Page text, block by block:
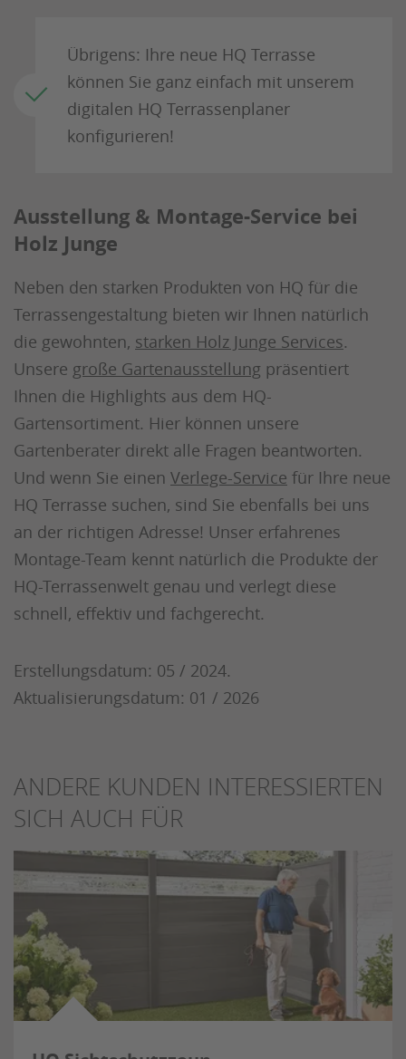
Übrigens: Ihre neue HQ Terrasse
können Sie ganz einfach mit unserem
digitalen HQ Terrassenplaner
konfigurieren!
Ausstellung & Montage-Service bei
Holz Junge
Neben den starken Produkten von HQ für die
Terrassengestaltung bieten wir Ihnen natürlich
die gewohnten, starken Holz Junge Services.
Unsere große Gartenausstellung präsentiert
Ihnen die Highlights aus dem HQ-
Gartensortiment. Hier können unsere
Gartenberater direkt alle Fragen beantworten.
Und wenn Sie einen Verlege-Service für Ihre neue
HQ Terrasse suchen, sind Sie ebenfalls bei uns
an der richtigen Adresse! Unser erfahrenes
Montage-Team kennt natürlich die Produkte der
HQ-Terrassenwelt genau und verlegt diese
schnell, effektiv und fachgerecht.
Erstellungsdatum: 05 / 2024.
Aktualisierungsdatum: 01 / 2026
ANDERE KUNDEN INTERESSIERTEN
SICH AUCH FÜR